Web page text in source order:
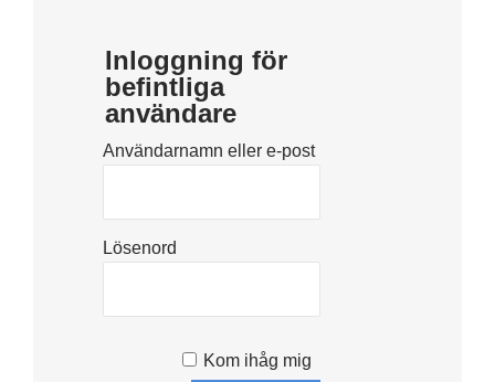
Inloggning för
befintliga
användare
Användarnamn eller e-post
Lösenord
Kom ihåg mig